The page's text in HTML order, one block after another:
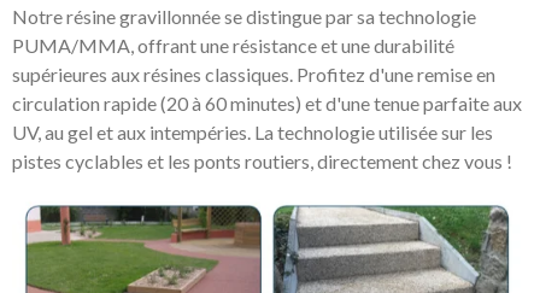
Notre résine gravillonnée se distingue par sa technologie
PUMA/MMA, offrant une résistance et une durabilité
supérieures aux résines classiques. Profitez d'une remise en
circulation rapide (20 à 60 minutes) et d'une tenue parfaite aux
UV, au gel et aux intempéries. La technologie utilisée sur les
pistes cyclables et les ponts routiers, directement chez vous !